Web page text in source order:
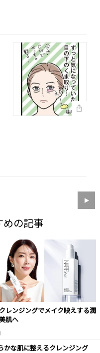
めの記事
レンジングでメイク映えする潤
肌へ
かな肌に整えるクレンジング